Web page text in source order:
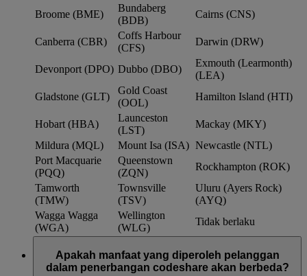
Broome (BME)
Bundaberg
(BDB)
Cairns (CNS)
Canberra (CBR)
Coffs Harbour
(CFS)
Darwin (DRW)
Devonport (DPO) Dubbo (DBO)
Exmouth (Learmonth)
(LEA)
Gladstone (GLT)
Gold Coast
(OOL)
Hamilton Island (HTI)
Hobart (HBA)
Launceston
(LST)
Mackay (MKY)
Mildura (MQL)
Mount Isa (ISA) Newcastle (NTL)
Port Macquarie
(PQQ)
Queenstown
(ZQN)
Rockhampton (ROK)
Tamworth
(TMW)
Townsville
(TSV)
Uluru (Ayers Rock)
(AYQ)
Wagga Wagga
(WGA)
Wellington
(WLG)
Tidak berlaku
Apakah manfaat yang diperoleh pelanggan
dalam penerbangan codeshare akan berbeda?